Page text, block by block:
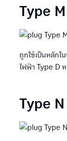
Type M
ถูกใช้เป็นหลักใ
ไฟฟ้า Type D
Type N